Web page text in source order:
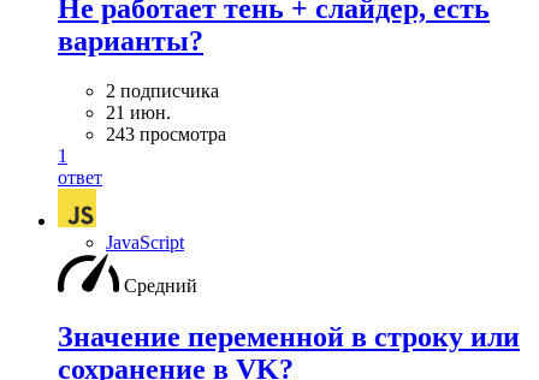
Не работает тень + слайдер, есть
варианты?
2 подписчика
21 июн.
243 просмотра
1
ответ
JavaScript
Средний
Значение переменной в строку или
сохранение в VK?